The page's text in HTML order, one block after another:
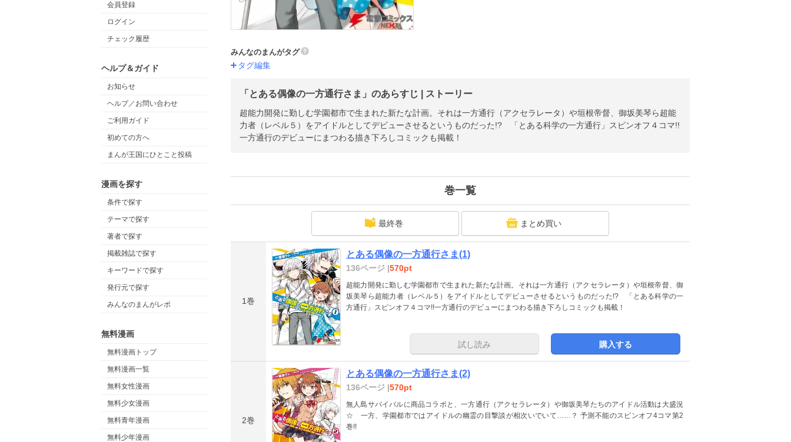
会員登録
ログイン
チェック履歴
ヘルプ＆ガイド
お知らせ
ヘルプ／お問い合わせ
ご利用ガイド
初めての方へ
まんが王国にひとこと投稿
漫画を探す
条件で探す
テーマで探す
著者で探す
掲載雑誌で探す
キーワードで探す
発行元で探す
みんなのまんがレポ
無料漫画
無料漫画トップ
無料漫画一覧
無料女性漫画
無料少女漫画
無料青年漫画
無料少年漫画
みんなのまんがタグ
タグ編集
「とある偶像の一方通行さま」のあらすじ | ストーリー
超能力開発に勤しむ学園都市で生まれた新たな計画。それは一方通行（アクセラレータ）や垣根帝督、御坂美琴ら超能
力者（レベル５）をアイドルとしてデビューさせるというものだった!? 「とある科学の一方通行」スピンオフ４コマ!!
一方通行のデビューにまつわる描き下ろしコミックも掲載！
巻一覧
最終巻 まとめ買い
1巻
とある偶像の一方通行さま(1)
136ページ |570pt
超能力開発に勤しむ学園都市で生まれた新たな計画。それは一方通行（アクセラレータ）や垣根帝督、御
坂美琴ら超能力者（レベル５）をアイドルとしてデビューさせるというものだった!? 「とある科学の一
方通行」スピンオフ４コマ!!一方通行のデビューにまつわる描き下ろしコミックも掲載！
試し読み 購入する
2巻
とある偶像の一方通行さま(2)
136ページ |570pt
無人島サバイバルに商品コラボと、一方通行（アクセラレータ）や御坂美琴たちのアイドル活動は大盛況
☆ 一方、学園都市ではアイドルの幽霊の目撃談が相次いでいて……？ 予測不能のスピンオフ4コマ第2
巻!!